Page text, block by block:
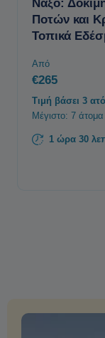
Νάξο:
Ποτών και
Τοπικά
Από
€265
Τιμή βάσει 3
Μέγιστο: 7 άτομα
1 ώρα 30